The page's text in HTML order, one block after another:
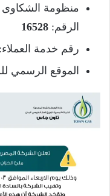
منظومة الشكاوى
الرقم: 16528
رقم خدمة العملاء:
الموقع الرسمي